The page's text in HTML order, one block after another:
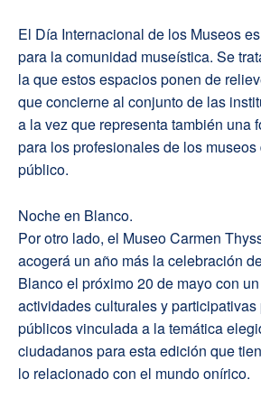
El Día Internacional de los Museos
para la comunidad museística. Se
la que estos espacios ponen de
que concierne al conjunto de las
a la vez que representa también una
para los profesionales de los museos
público.
Noche en Blanco.
Por otro lado, el Museo Carmen
acogerá un año más la celebración
Blanco el próximo 20 de mayo con
actividades culturales y
públicos vinculada a la temática
ciudadanos para esta edición que
lo relacionado con el mundo onírico.